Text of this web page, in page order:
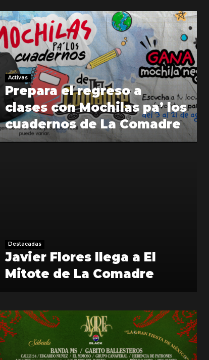
Activas
Prepara el regreso a
clases con Mochilas pa’ los
cuadernos de La Comadre
Destacadas
Javier Flores llega a El
Mitote de La Comadre